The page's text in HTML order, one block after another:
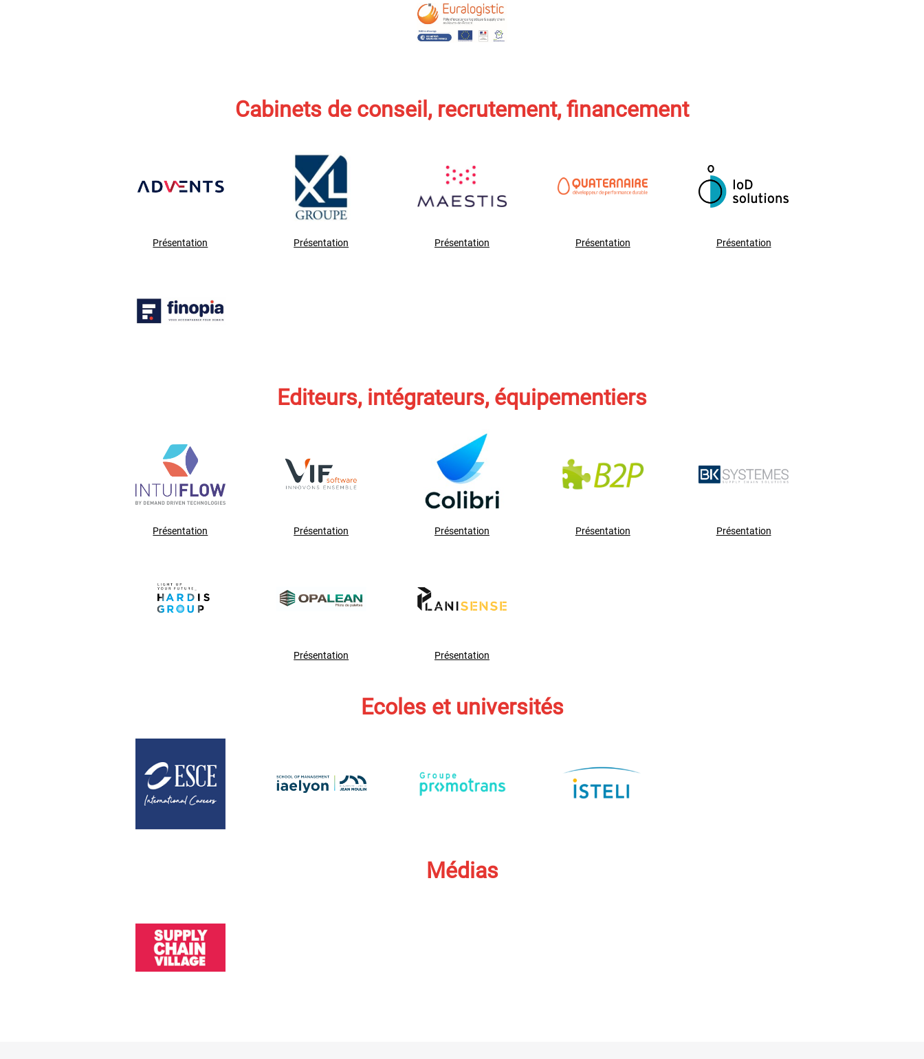
Cabinets de conseil, recrutement, financement
Présentation Présentation Présentation Présentation Présentation
Editeurs, intégrateurs, équipementiers
Présentation Présentation Présentation Présentation Présentation
Présentation Présentation
Ecoles et universités
Médias